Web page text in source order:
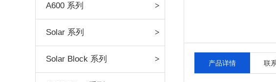
A600 系列
Solar 系列
Solar Block 系列 产品详情 联